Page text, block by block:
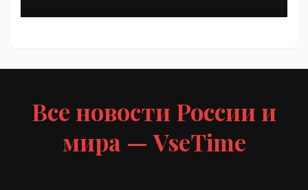
Все новости России и
мира — VseTime